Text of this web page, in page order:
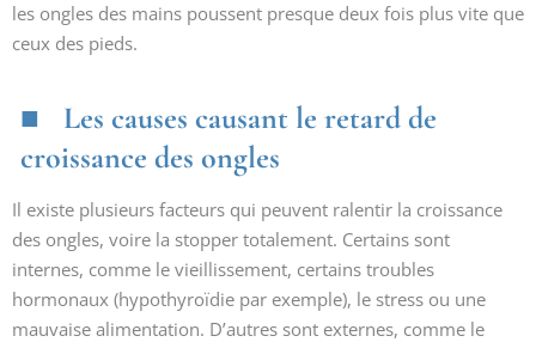
les ongles des mains poussent presque deux fois plus vite que
ceux des pieds.
Les causes causant le retard de
croissance des ongles
Il existe plusieurs facteurs qui peuvent ralentir la croissance
des ongles, voire la stopper totalement. Certains sont
internes, comme le vieillissement, certains troubles
hormonaux (hypothyroïdie par exemple), le stress ou une
mauvaise alimentation. D’autres sont externes, comme le